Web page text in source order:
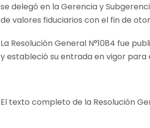
se delegó en la Gerencia y
de valores fiduciarios con el fin de
La Resolución General N°1084 fue
y estableció su entrada en vigor
El texto completo de la Resolución